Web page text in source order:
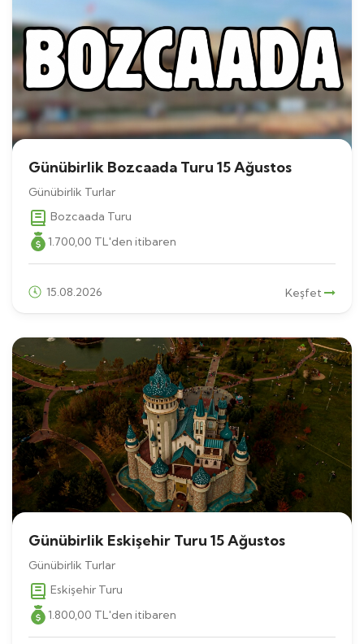
Günübirlik Bozcaada Turu 15 Ağustos
Günübirlik Turlar
Bozcaada Turu
1.700 ,00 TL 'den itibaren
15.08.2026 Keşfet
Günübirlik Eskişehir Turu 15 Ağustos
Günübirlik Turlar
Eskişehir Turu
1.800,00 TL'den itibaren